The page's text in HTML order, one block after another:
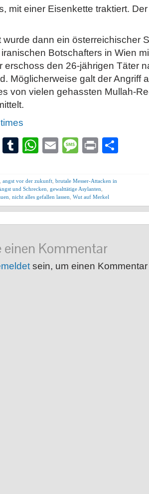
mit einer Eisenkette traktiert.
wurde dann ein österreichischer
Botschafters in Wien
erschoss den 26-jährigen Täter
Möglicherweise galt der Angriff
von vielen gehassten Mullah-
VK Tumblr
WhatsApp
EmailMessage
Print
angst vor der zukunft brutale Messer-Attacken in
und Schrecken gewalttätige Asylanten
nicht alles gefallen lassen Wut auf Merkel
einen Kommentar
sein, um einen